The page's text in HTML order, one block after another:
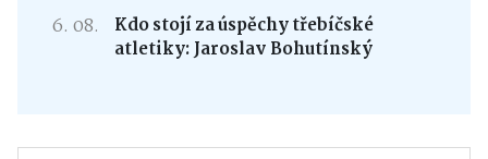
6. 08.
Kdo stojí za úspěchy třebíčské
atletiky: Jaroslav Bohutínský